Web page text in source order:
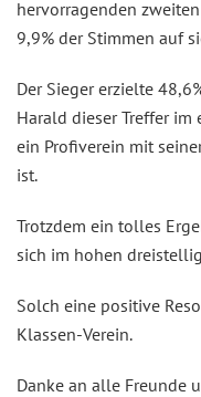
hervorragenden
9,9% der Stimmen auf
Der Sieger erzielte
Harald dieser Treffer
ein Profiverein mit
ist.
Trotzdem ein tolles
sich im hohen
Solch eine positive
Klassen-Verein.
Danke an alle Freunde